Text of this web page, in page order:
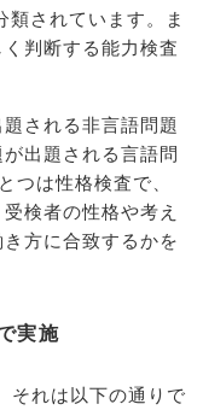
されています。ま
判断する能力検査
される非言語問題
出題される言語問
つは性格検査で、
検者の性格や考え
方に合致するかを
実施
それは以下の通りで